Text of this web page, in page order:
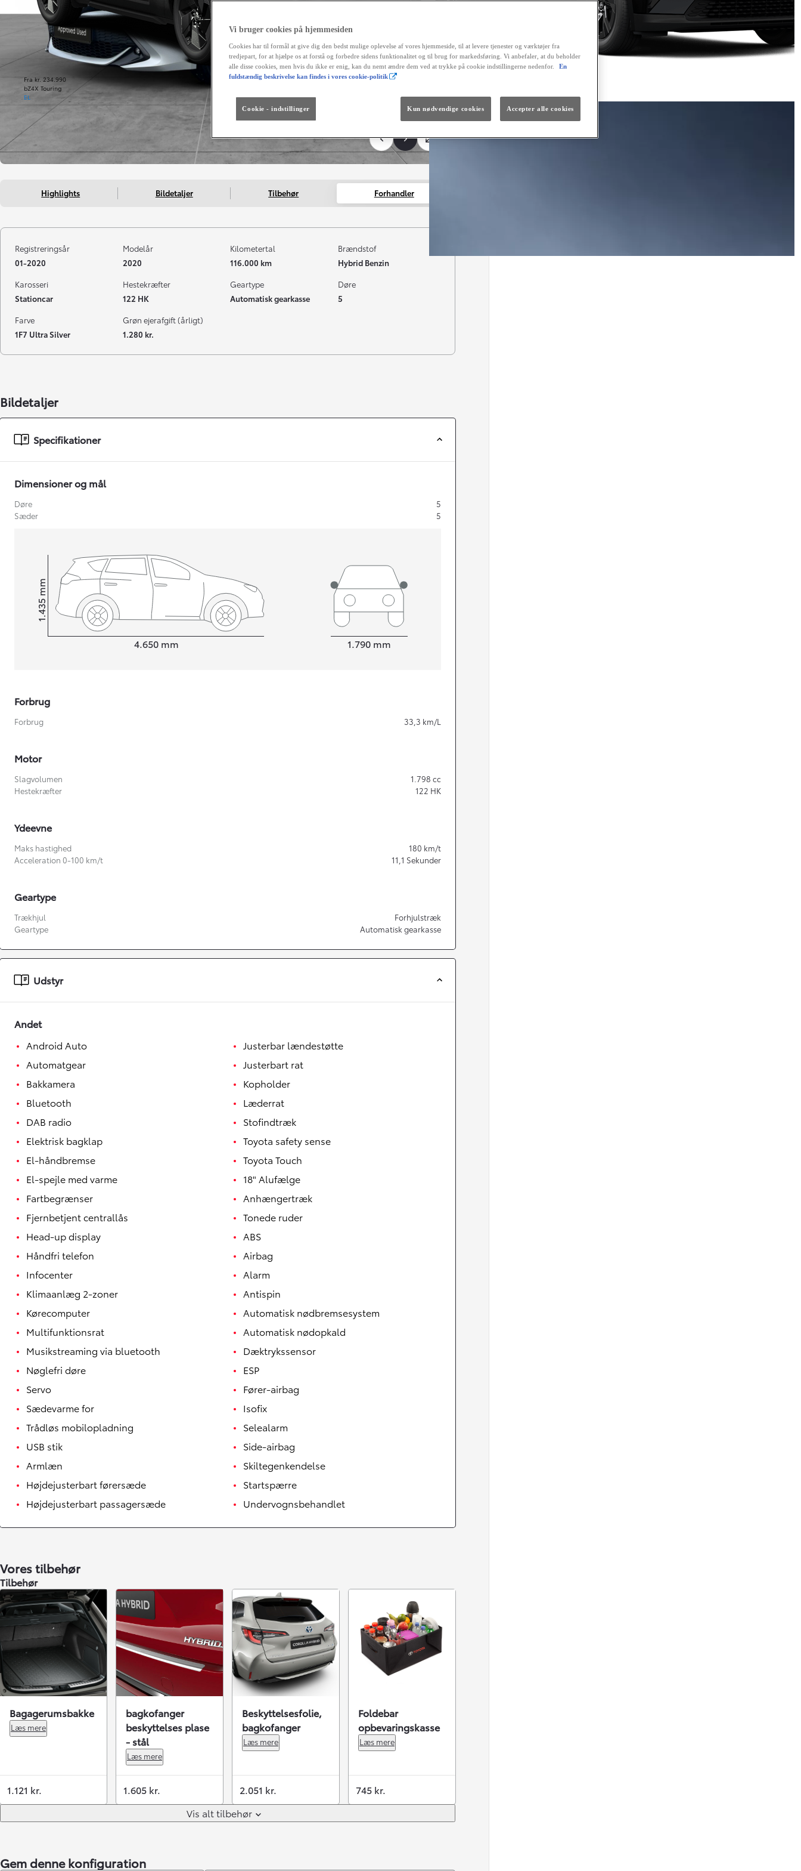
Fra kr. 234.990
bZ4X Touring
EL
The soul lives on.
Yaris
HYBRID
Highlights Bildetaljer Tilbehør Forhandler
Registreringsår
01-2020
Modelår
2020
Kilometertal
116.000 km
Brændstof
Hybrid Benzin
Karosseri
Stationcar
Hestekræfter
122 HK
Geartype
Automatisk gearkasse
Døre
5
Farve
1F7 Ultra Silver
Grøn ejerafgift (årligt)
1.280 kr.
Bildetaljer
Specifikationer
Dimensioner og mål
Døre
5
Sæder
5
4.650 mm
Højt1.435
mm
1.790 mm
Forbrug
Forbrug 33,3 km/L
Motor
Slagvolumen 1.798 cc
Hestekræfter
122 HK
Ydeevne
Maks hastighed 180 km/t
Acceleration 0-100 km/t
11,1 Sekunder
Geartype
Trækhjul
Forhjulstræk
Geartype
Automatisk gearkasse
Udstyr
Andet
Android Auto
Automatgear
Bakkamera
Bluetooth
DAB radio
Elektrisk bagklap
El-håndbremse
El-spejle med varme
Fartbegrænser
Fjernbetjent centrallås
Head-up display
Håndfri telefon
Infocenter
Klimaanlæg 2-zoner
Kørecomputer
Multifunktionsrat
Musikstreaming via bluetooth
Nøglefri døre
Servo
Sædevarme for
Trådløs mobilopladning
USB stik
Armlæn
Højdejusterbart førersæde
Højdejusterbart passagersæde
Justerbar lændestøtte
Justerbart rat
Kopholder
Læderrat
Stofindtræk
Toyota safety sense
Toyota Touch
18" Alufælge
Anhængertræk
Tonede ruder
ABS
Airbag
Alarm
Antispin
Automatisk nødbremsesystem
Automatisk nødopkald
Dæktrykssensor
ESP
Fører-airbag
Isofix
Selealarm
Side-airbag
Skiltegenkendelse
Startspærre
Undervognsbehandlet
Vores tilbehør
Tilbehør
Bagagerumsbakke
Læs mere
1.121 kr.
bagkofanger
beskyttelses plase
- stål
Læs mere
1.605 kr.
Beskyttelsesfolie,
bagkofanger
Læs mere
2.051 kr.
Foldebar
opbevaringskasse
Læs mere
745 kr.
Vis alt tilbehør
Gem denne konfiguration
Vi bruger cookies på hjemmesiden
Cookies har til formål at give dig den bedst mulige oplevelse af vores hjemmeside, til at levere tjenester og værktøjer fra
tredjepart, for at hjælpe os at forstå og forbedre sidens funktionalitet og til brug for markedsføring. Vi anbefaler, at du beholder
alle disse cookies, men hvis du ikke er enig, kan du nemt ændre dem ved at trykke på cookie indstillingerne nedenfor.
En
fuldstændig beskrivelse kan findes i vores cookie-politik
Cookie - indstillinger Kun nødvendige cookies Accepter alle cookies